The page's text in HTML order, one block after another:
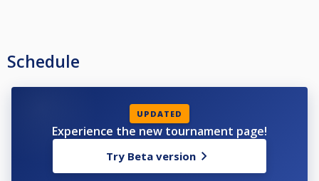
Schedule
UPDATED
Experience the new tournament page!
Try Beta version